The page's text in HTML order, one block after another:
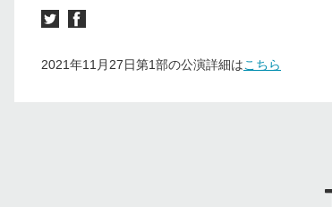
2021年11月27日第1部の公演詳細はこちら